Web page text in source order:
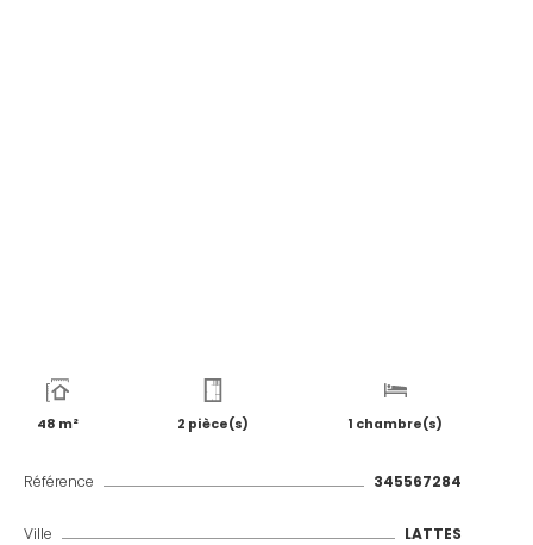
48 m² 2 pièce(s) 1 chambre(s)
Référence 345567284
Ville LATTES